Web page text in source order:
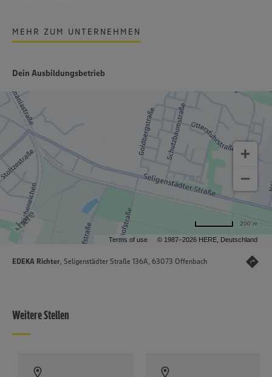
MEHR ZUM UNTERNEHMEN
Dein Ausbildungsbetrieb
Terms of use © 1987–2026 HERE, Deutschland
200 m
EDEKA Richter, Seligenstädter Straße 136A, 63073 Offenbach
Weitere Stellen